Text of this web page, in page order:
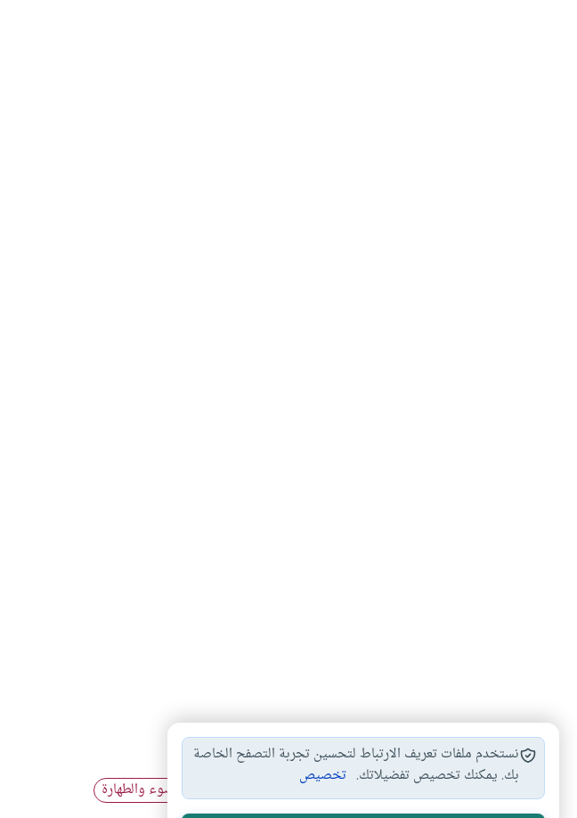
أحكام الطهارة أحكام الوضوء والطهارة
نستخدم ملفات تعريف الارتباط لتحسين تجربة التصفح الخاصة
بك. يمكنك تخصيص تفضيلاتك. تخصيص